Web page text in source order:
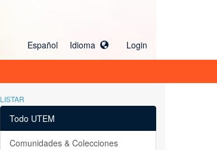
Español Idioma Login
LISTAR
Todo UTEM
Comunidades & Colecciones